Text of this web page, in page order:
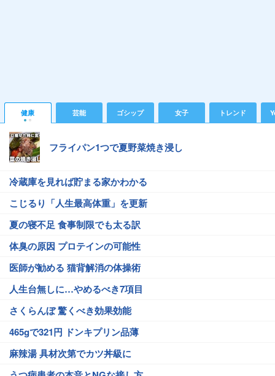
健康 芸能 ゴシップ 女子 トレンド
フライパン1つで夏野菜焼き浸し
冷蔵庫を見れば貯まる家かわかる
こじるり「人生最高体重」を更新
夏の寝不足 食事制限でも太る訳
体臭の原因 プロテインの可能性
医師が勧める 猫背解消の体操術
人生台無しに…やめるべき7項目
さくらんぼ 驚くべき効果効能
465gで321円 ドンキプリン品薄
麻辣湯 具材次第でカツ丼級に